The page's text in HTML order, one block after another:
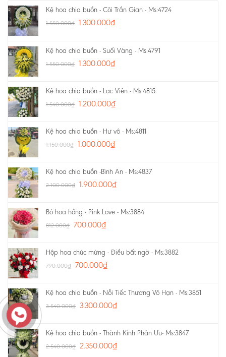
Kệ hoa chia buồn - Cõi Trần Gian - Ms:4724
1.550.000₫ 1.300.000₫
Kệ hoa chia buồn - Suối Vàng - Ms:4791
1.550.000₫ 1.300.000₫
Kệ hoa chia buồn - Lạc Viên - Ms:4815
1.540.000₫ 1.200.000₫
Kệ hoa chia buồn - Hư vô - Ms:4811
1.150.000₫ 1.000.000₫
Kệ hoa chia buồn -Bình An - Ms:4837
2.100.000₫ 1.900.000₫
Bó hoa hồng - Pink Love - Ms:3884
812.000₫ 700.000₫
Hộp hoa chúc mừng - Điều bất ngờ - Ms:3882
790.000₫ 700.000₫
Kệ hoa chia buồn - Nỗi Tiếc Thương Vô Hạn - Ms:3851
3.540.000₫ 3.300.000₫
Kệ hoa chia buồn - Thành Kính Phân Ưu- Ms:3847
2.540.000₫ 2.350.000₫